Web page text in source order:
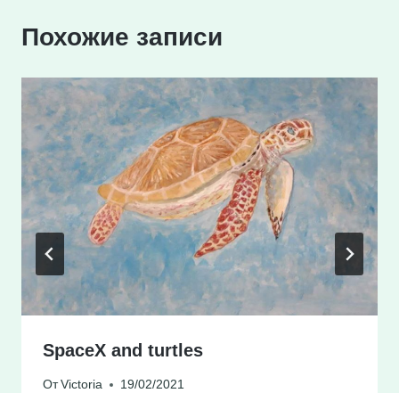
Похожие записи
SpaceX and turtles
От Victoria 19/02/2021